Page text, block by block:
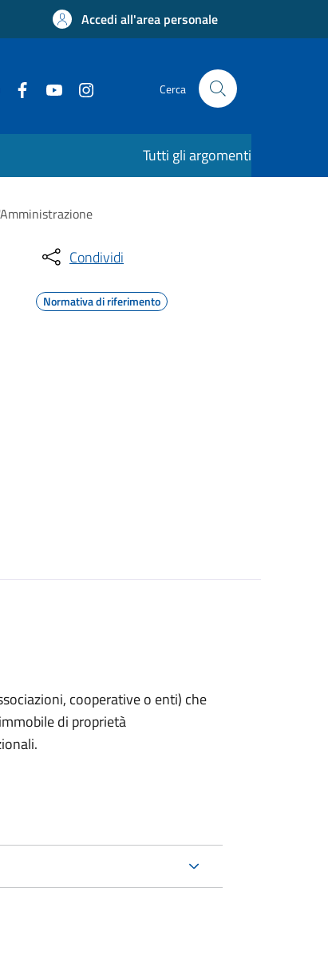
Accedi all'area personale
Cerca
Tutti gli argomenti
Condividi
Normativa di riferimento
cooperative o enti) che
di proprietà